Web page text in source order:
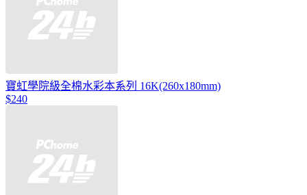
寶虹學院級全棉水彩本系列 16K(260x180mm)
$240